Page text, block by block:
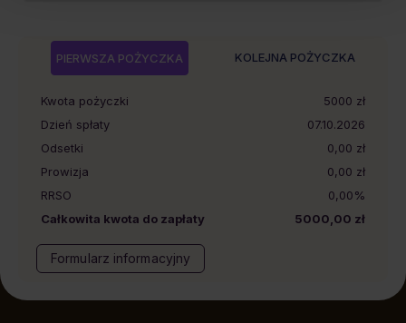
PIERWSZA POŻYCZKA KOLEJNA POŻYCZKA
Kwota pożyczki 5000 zł
Dzień spłaty
07.10.2026
Odsetki
0,00 zł
Prowizja
0,00 zł
RRSO
0,00%
Całkowita kwota do zapłaty
5000,00 zł
Formularz informacyjny